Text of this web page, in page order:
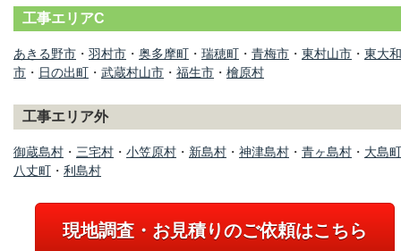
工事エリアC
あきる野市 ・ 羽村市 ・ 奥多摩町 ・ 瑞穂町 ・ 青梅市 ・ 東村山市 ・ 東大和
市 ・ 日の出町 ・ 武蔵村山市 ・ 福生市 ・ 檜原村
工事エリア外
御蔵島村 ・ 三宅村 ・ 小笠原村 ・ 新島村 ・ 神津島村 ・ 青ヶ島村 ・ 大島町
八丈町 ・ 利島村
現地調査・お見積りのご依頼はこちら